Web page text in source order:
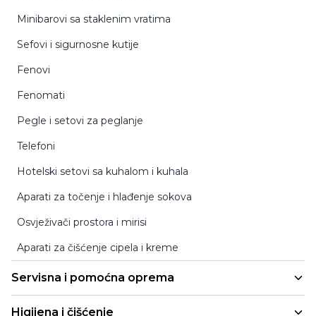
ECO kozmetika i higijena
Stolice za eksterijer
Stolice za eksterijer sa rukonaslonom
Barske stolice za eksterijer
Stolovi za eksterijer
Barski stolovi za eksterijer
Garniture za eksterijer
Svadbene stolice
Stolice za čekaonicu
Stolići
Ležaljke
Podmetači za stolice
Noge za stolove
Minibarovi sa staklenim vratima
Sefovi i sigurnosne kutije
Fenovi
Fenomati
Pegle i setovi za peglanje
Telefoni
Hotelski setovi sa kuhalom i kuhala
Aparati za točenje i hlađenje sokova
Osvježivači prostora i mirisi
Aparati za čišćenje cipela i kreme
Servisna i pomoćna oprema
Higijena i čišćenje